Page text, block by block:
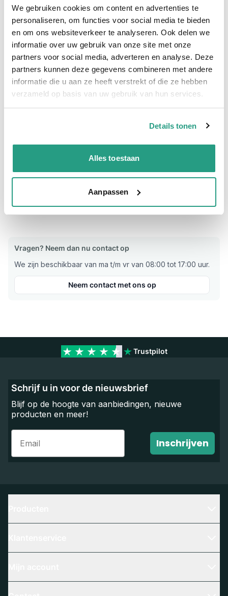
We gebruiken cookies om content en advertenties te
personaliseren, om functies voor social media te bieden
en om ons websiteverkeer te analyseren. Ook delen we
informatie over uw gebruik van onze site met onze
partners voor social media, adverteren en analyse. Deze
partners kunnen deze gegevens combineren met andere
informatie die u aan ze heeft verstrekt of die ze hebben
verzameld op basis van uw gebruik van hun services.
Details tonen
Alles toestaan
Aanpassen
lassok 1 1/2" genoemd.
De sok RVS 1 1/2" is van kwaliteit RVS316 en heeft een max.
werkdruk van 10 bar. Naast de sok rvs 1 1/2" is de sok ook
verkrijgbaar in anderemaatvoeringen.
Sok RVS nr. 270 binnendraad 1 1/2" – Technische informatie
Maatvoering:1 1/2"
Draadsoort: BSPP (parallel) gasdraad
Werkdruk: 10 bar (150 LBS)
Vragen over het assortiment RVS sokken of het RVS fitwerk
verkoopmedewerkers.
Meer informatie
Maatvoering koppeling
Vragen? Neem dan nu contact op
We zijn beschikbaar van ma t/m vr van 08:00 tot 17:00 uur.
Neem contact met ons op
Trustpilot
Schrijf u in voor de nieuwsbrief
Blijf op de hoogte van aanbiedingen, nieuwe
producten en meer!
Email
Inschrijven